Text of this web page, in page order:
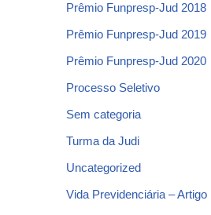
Prêmio Funpresp-Jud 2018
Prêmio Funpresp-Jud 2019
Prêmio Funpresp-Jud 2020
Processo Seletivo
Sem categoria
Turma da Judi
Uncategorized
Vida Previdenciária – Artigo